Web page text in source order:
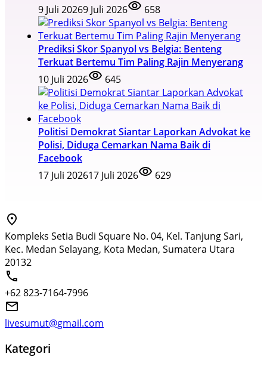
9 Juli 20269 Juli 2026 658
Prediksi Skor Spanyol vs Belgia: Benteng
Terkuat Bertemu Tim Paling Rajin Menyerang
10 Juli 2026
645
Politisi Demokrat Siantar Laporkan Advokat ke
Polisi, Diduga Cemarkan Nama Baik di
Facebook
17 Juli 202617 Juli 2026 629
Kompleks Setia Budi Square No. 04, Kel. Tanjung Sari,
Kec. Medan Selayang, Kota Medan, Sumatera Utara
20132
+62 823-7164-7996
livesumut@gmail.com
Kategori